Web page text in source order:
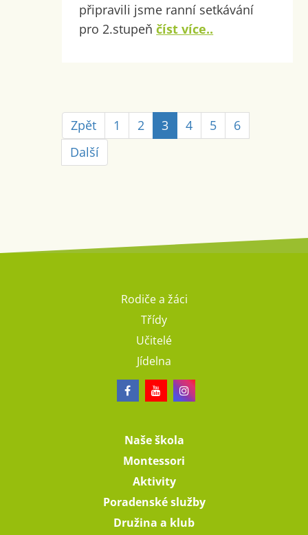
připravili jsme ranní setkávání
pro 2.stupeňčíst více..
Zpět 1 2 3 4 5
6
Další
Rodiče a žáci
Třídy
Učitelé
Jídelna
Naše škola
Montessori
Aktivity
Poradenské služby
Družina a klub